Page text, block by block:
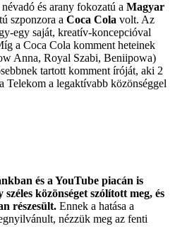
és arany fokozatú a Magyar
szponzora a Coca Cola volt. Az
egy saját, kreatív-koncepcióval
a Coca Cola komment heteinek
Anna, Royal Szabi, Beniipowa)
tartott komment íróját, aki 2
Telekom a legaktívabb közönséggel
és a YouTube piacán is
közönséget szólított meg, és
részesült. Ennek a hatása a
nézzük meg az fenti